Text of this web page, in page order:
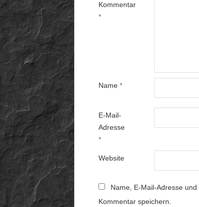
Kommentar
*
Name *
E-Mail-
Adresse
*
Website
Name, E-Mail-Adresse
Kommentar speichern.